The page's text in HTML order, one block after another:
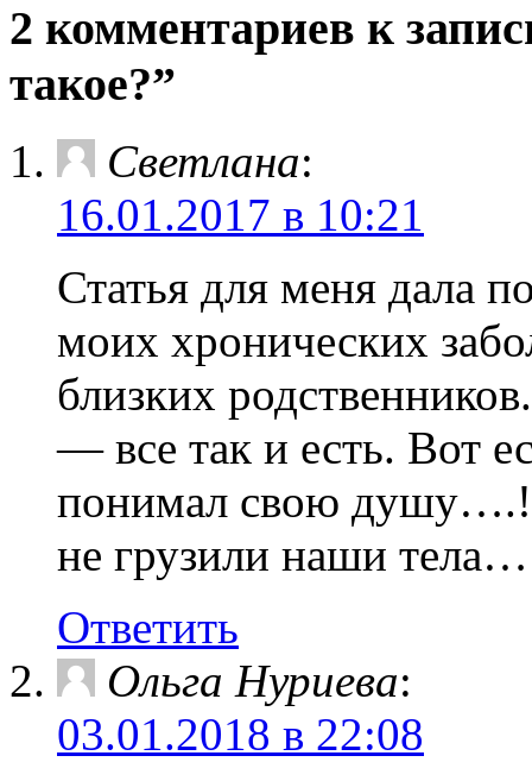
2 комментариев к
такое?”
Светлана:
16.01.2017 в 10:21
Статья для меня дала
моих хронических
близких
— все так и есть. Вот
понимал свою
не грузили наши тела…
Ответить
Ольга Нуриева:
03.01.2018 в 22:08